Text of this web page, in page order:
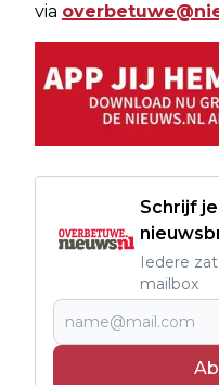
via
Schrijf
Iedere
mailbox